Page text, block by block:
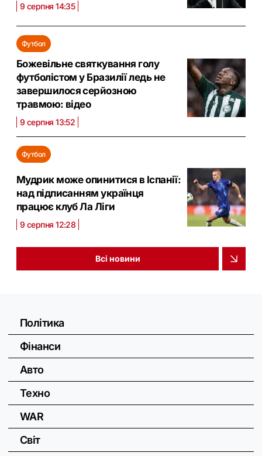
9 серпня 14:35
Футбол
Божевільне святкування голу
футболістом у Бразилії ледь не
завершилося серйозною
травмою: відео
9 серпня 13:52
Футбол
Мудрик може опинитися в Іспанії:
над підписанням українця
працює клуб Ла Ліги
9 серпня 12:28
Всі новини
Політика
Фінанси
Авто
Техно
WAR
Світ